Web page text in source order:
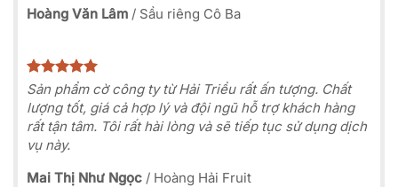
Hoàng Văn Lâm / Sầu riêng Cô Ba
Sản phẩm cờ công ty từ Hải Triều rất ấn tượng. Chất
lượng tốt, giá cả hợp lý và đội ngũ hỗ trợ khách hàng
rất tận tâm. Tôi rất hài lòng và sẽ tiếp tục sử dụng dịch
vụ này.
Mai Thị Như Ngọc / Hoàng Hải Fruit